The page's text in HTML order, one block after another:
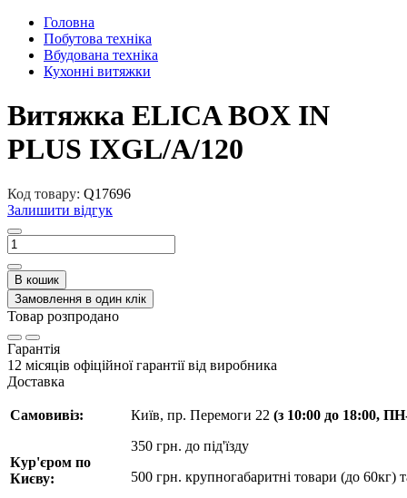
Головна
Побутова техніка
Вбудована техніка
Кухонні витяжки
Витяжка ELICA BOX IN
PLUS IXGL/A/120
Код товару: Q17696
Залишити відгук
В кошик
Замовлення в один клік
Товар розпродано
Гарантія
12 місяців офіційної гарантії від виробника
Доставка
Самовивіз:
Кур'єром по
Києву:
Київ, пр. Перемоги 22 (з 10:00 до 18:00,
350 грн. до під'їзду
500 грн. крупногабаритні товари (до 60кг)